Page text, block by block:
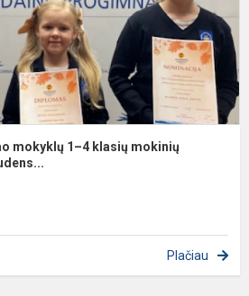
mokyklų 1–4 klasių mokinių
Plačiau